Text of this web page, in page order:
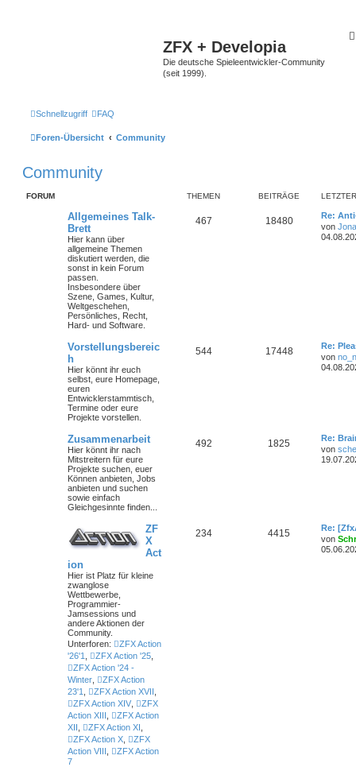
ZFX + Developia
Die deutsche Spieleentwickler-Community
(seit 1999).
Schnellzugriff FAQ
Foren-Übersicht Community
Community
FORUM THEMEN BEITRÄGE
Allgemeines Talk-
Brett
Hier kann über
allgemeine Themen
diskutiert werden, die
sonst in kein Forum
passen.
Insbesondere über
Szene, Games, Kultur,
Weltgeschehen,
Persönliches, Recht,
Hard- und Software.
467 18480
Re:
von
Vorstellungsbereic
h
Hier könnt ihr euch
selbst, eure Homepage,
euren
Entwicklerstammtisch,
Termine oder eure
Projekte vorstellen.
544 17448
Re:
von
Zusammenarbeit
Hier könnt ihr nach
Mitstreitern für eure
Projekte suchen, euer
Können anbieten, Jobs
anbieten und suchen
sowie einfach
Gleichgesinnte finden...
492 1825
Re:
von
ZF
X
Act
ion
Hier ist Platz für kleine
zwanglose
Wettbewerbe,
Programmier-
Jamsessions und
andere Aktionen der
Community.
Unterforen:
ZFX Action
'26'1
ZFX Action '25
ZFX Action '24 -
Winter
ZFX Action
23'1
ZFX Action XVII
ZFX Action XIV
ZFX
Action XIII
ZFX Action
XII
ZFX Action XI
ZFX Action X
ZFX
Action VIII
ZFX Action
7
234 4415
Re:
von